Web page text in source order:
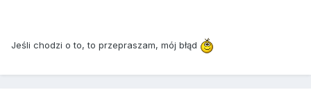
Jeśli chodzi o to, to przepraszam, mój błąd